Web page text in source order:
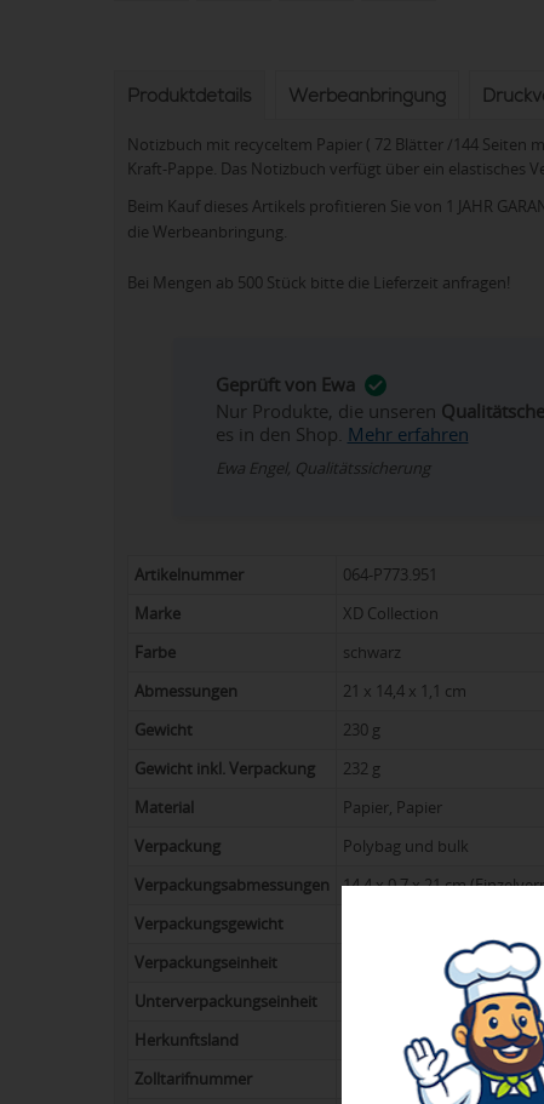
Produktdetails Werbeanbringung
Notizbuch mit recyceltem Papier ( 72 Blätter /144 Seiten
Kraft-Pappe. Das Notizbuch verfügt über ein elastisches
Beim Kauf dieses Artikels profitieren Sie von 1 JAHR
die Werbeanbringung.
Bei Mengen ab 500 Stück bitte die Lieferzeit anfragen!
Geprüft von Ewa
Nur Produkte, die unseren
es in den Shop. Mehr erfahren
Ewa Engel, Qualitätssicherung
Artikelnummer
064-P773.951
Marke
XD Collection
Farbe
schwarz
Abmessungen
21 x 14,4 x 1,1 cm
Gewicht
230 g
Gewicht inkl. Verpackung
232 g
Material
Papier, Papier
Verpackung
Polybag und bulk
Verpackungsabmessungen
14.4 x 0.7 x 21 cm
Verpackungsgewicht
Verpackungseinheit
Unterverpackungseinheit
Herkunftsland
Zolltarifnummer
4820103000